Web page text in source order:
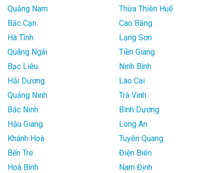
Quảng Nam
Thừa Thiên Huế
Bắc Cạn
Cao Bằng
Hà Tĩnh
Lạng Sơn
Quãng Ngãi
Tiền Giang
Bạc Liêu
Ninh Bình
Hải Dương
Lào Cai
Quảng Ninh
Trà Vinh
Bắc Ninh
Bình Dương
Hậu Giang
Long An
Khánh Hoà
Tuyên Quang
Bến Tre
Điện Biên
Hoà Bình
Nam Định